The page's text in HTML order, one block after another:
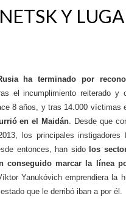
Y
ha terminado por
el incumplimiento reiterado y
8 años, y tras 14.000 víctimas
en el Maidán. Desde que
los principales instigadores
entonces, han sido los
conseguido marcar la línea
Yanukóvich emprendiera la
que le derribó iban a por él.